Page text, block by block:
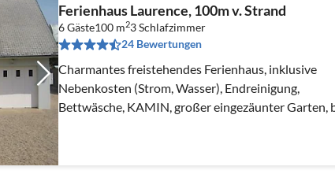
Ferienhaus Laurence, 100m v. Strand
6 Gäste100 m23Schlafzimmer
24 Bewertungen
Charmantes freistehendes Ferienhaus, inklusive
Nebenkosten (Strom, Wasser), Endreinigung,
Bettwäsche, KAMIN, großer eingezäunter Garten, bis zu